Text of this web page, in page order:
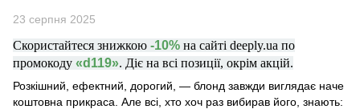
23 серпня 2025
Скористайтеся знижкою -10% на сайті deeply.ua по
промокоду «d119». Діє на всі позиції, окрім акцій.
Розкішний, ефектний, дорогий, — блонд завжди виглядає наче
коштовна прикраса. Але всі, хто хоч раз вибирав його, знають: